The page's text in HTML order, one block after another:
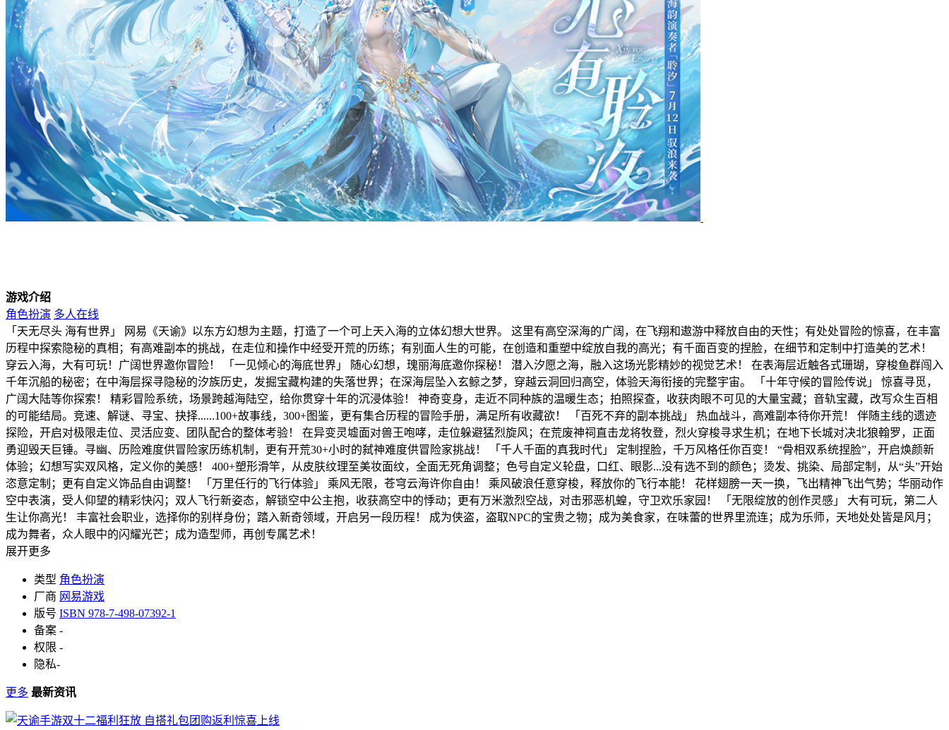
游戏介绍
角色扮演 多人在线
「天无尽头 海有世界」 网易《天谕》以东方幻想为主题，打造了一个可上天入海的立体幻想大世界。 这里有高空深海的广阔，在飞翔和遨游中释放自由的天性；有处处冒险的惊喜，在丰富
历程中探索隐秘的真相；有高难副本的挑战，在走位和操作中经受开荒的历练；有别面人生的可能，在创造和重塑中绽放自我的高光；有千面百变的捏脸，在细节和定制中打造美的艺术！
穿云入海，大有可玩！广阔世界邀你冒险！ 「一见倾心的海底世界」 随心幻想，瑰丽海底邀你探秘！ 潜入汐愿之海，融入这场光影精妙的视觉艺术！ 在表海层近触各式珊瑚，穿梭鱼群闯入
千年沉船的秘密；在中海层探寻隐秘的汐族历史，发掘宝藏构建的失落世界；在深海层坠入玄鲸之梦，穿越云洞回归高空，体验天海衔接的完整宇宙。 「十年守候的冒险传说」 惊喜寻觅，
广阔大陆等你探索！ 精彩冒险系统，场景跨越海陆空，给你贯穿十年的沉浸体验！ 神奇变身，走近不同种族的温暖生态；拍照探查，收获肉眼不可见的大量宝藏；音轨宝藏，改写众生百相
的可能结局。竞速、解谜、寻宝、抉择......100+故事线，300+图鉴，更有集合历程的冒险手册，满足所有收藏欲！ 「百死不弃的副本挑战」 热血战斗，高难副本待你开荒！ 伴随主线的遗迹
探险，开启对极限走位、灵活应变、团队配合的整体考验！ 在异变灵墟面对兽王咆哮，走位躲避猛烈旋风；在荒废神祠直击龙将牧登，烈火穿梭寻求生机；在地下长城对决北狼翰罗，正面
勇迎毁天巨锤。寻幽、历险难度供冒险家历练机制，更有开荒30+小时的弑神难度供冒险家挑战！ 「千人千面的真我时代」 定制捏脸，千万风格任你百变！ “骨相双系统捏脸”，开启焕颜新
体验；幻想写实双风格，定义你的美感！ 400+塑形滑竿，从皮肤纹理至美妆面纹，全面无死角调整；色号自定义轮盘，口红、眼影...没有选不到的颜色；烫发、挑染、局部定制，从“头”开始
恣意定制；更有自定义饰品自由调整！ 「万里任行的飞行体验」 乘风无限，苍穹云海许你自由！ 乘风破浪任意穿梭，释放你的飞行本能！ 花样翅膀一天一换，飞出精神飞出气势；华丽动作
空中表演，受人仰望的精彩快闪；双人飞行新姿态，解锁空中公主抱，收获高空中的悸动；更有万米激烈空战，对击邪恶机蝗，守卫欢乐家园！ 「无限绽放的创作灵感」 大有可玩，第二人
生让你高光！ 丰富社会职业，选择你的别样身份；踏入新奇领域，开启另一段历程！ 成为侠盗，盗取NPC的宝贵之物；成为美食家，在味蕾的世界里流连；成为乐师，天地处处皆是风月；
成为舞者，众人眼中的闪耀光芒；成为造型师，再创专属艺术！
展开更多
类型 角色扮演
厂商 网易游戏
版号 ISBN 978-7-498-07392-1
备案 -
权限 -
隐私-
更多 最新资讯